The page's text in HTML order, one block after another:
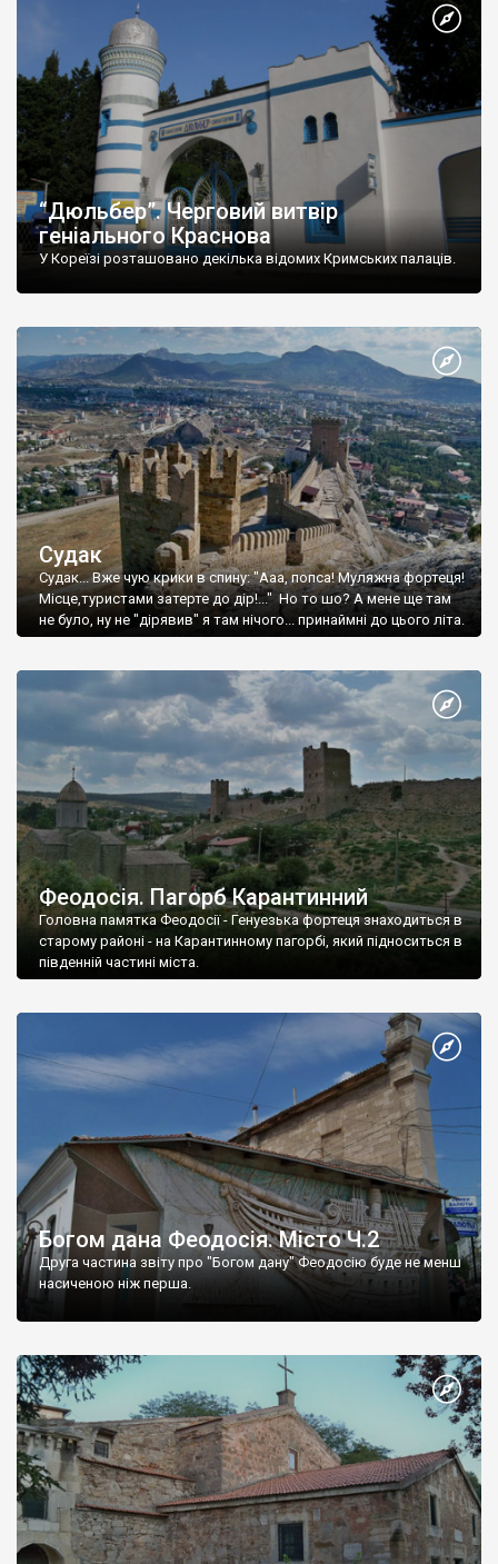
“Дюльбер”. Черговий витвір
геніального Краснова
У Кореїзі розташовано декілька відомих Кримських палаців.
Судак
Судак... Вже чую крики в спину: "Ааа, попса! Муляжна фортеця!
Місце,туристами затерте до дір!..." Но то шо? А мене ще там
не було, ну не "дірявив" я там нічого... принаймні до цього літа.
Феодосія. Пагорб Карантинний
Головна памятка Феодосії - Генуезька фортеця знаходиться в
старому районі - на Карантинному пагорбі, який підноситься в
південній частині міста.
Богом дана Феодосія. Місто Ч.2
Друга частина звіту про "Богом дану" Феодосію буде не менш
насиченою ніж перша.